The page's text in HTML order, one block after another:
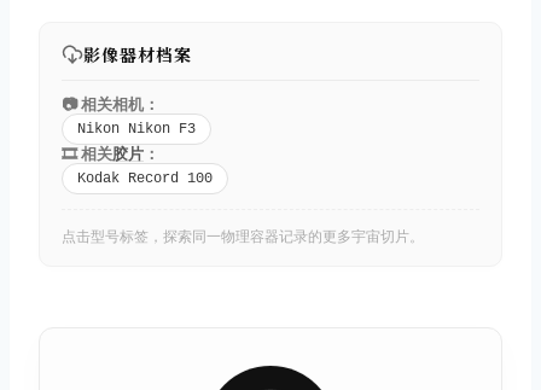
影像器材档案
📷 相关相机：
Nikon Nikon F3
🎞️ 相关胶片 ：
Kodak Record 100
点击型号标签，探索同一物理容器记录的更多宇宙切片。